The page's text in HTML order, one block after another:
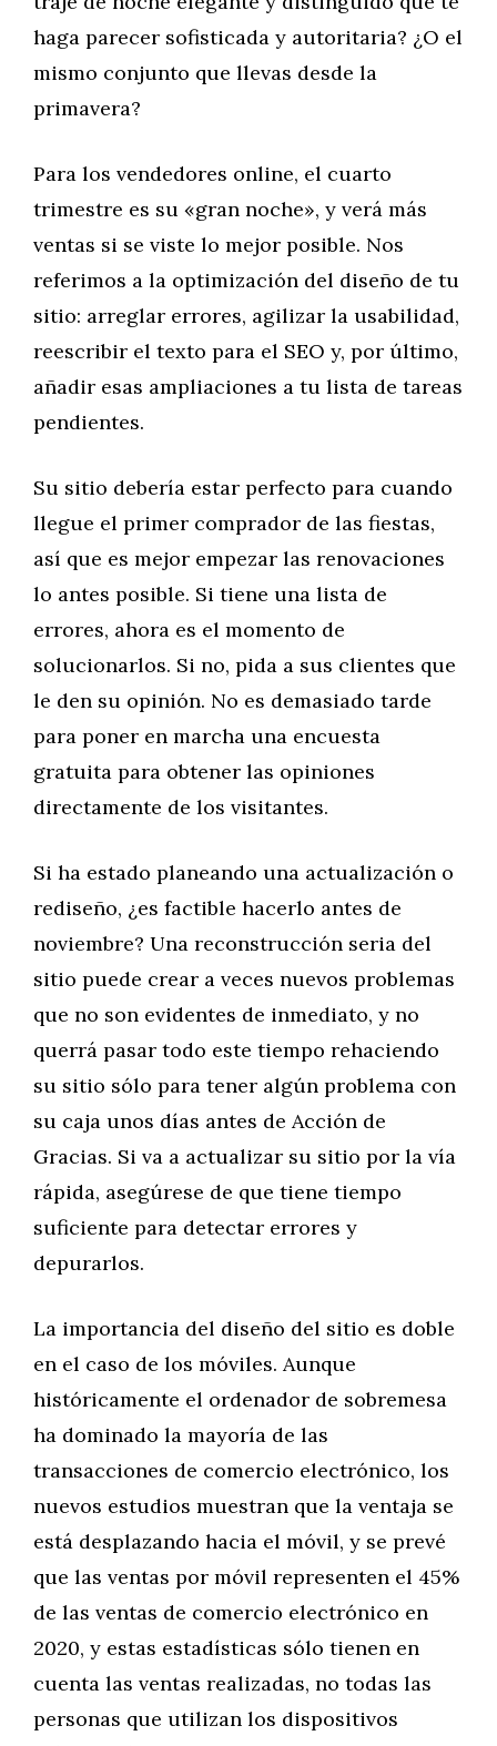
haga parecer sofisticada y autoritaria? ¿O el
mismo conjunto que llevas desde la
primavera?
Para los vendedores online, el cuarto
trimestre es su «gran noche», y verá más
ventas si se viste lo mejor posible. Nos
referimos a la optimización del diseño de tu
sitio: arreglar errores, agilizar la usabilidad,
reescribir el texto para el SEO y, por último,
añadir esas ampliaciones a tu lista de tareas
pendientes.
Su sitio debería estar perfecto para cuando
llegue el primer comprador de las fiestas,
así que es mejor empezar las renovaciones
lo antes posible. Si tiene una lista de
errores, ahora es el momento de
solucionarlos. Si no, pida a sus clientes que
le den su opinión. No es demasiado tarde
para poner en marcha una encuesta
gratuita para obtener las opiniones
directamente de los visitantes.
Si ha estado planeando una actualización o
rediseño, ¿es factible hacerlo antes de
noviembre? Una reconstrucción seria del
sitio puede crear a veces nuevos problemas
que no son evidentes de inmediato, y no
querrá pasar todo este tiempo rehaciendo
su sitio sólo para tener algún problema con
su caja unos días antes de Acción de
Gracias. Si va a actualizar su sitio por la vía
rápida, asegúrese de que tiene tiempo
suficiente para detectar errores y
depurarlos.
La importancia del diseño del sitio es doble
en el caso de los móviles. Aunque
históricamente el ordenador de sobremesa
ha dominado la mayoría de las
transacciones de comercio electrónico, los
nuevos estudios muestran que la ventaja se
está desplazando hacia el móvil, y se prevé
que las ventas por móvil representen el 45%
de las ventas de comercio electrónico en
2020, y estas estadísticas sólo tienen en
cuenta las ventas realizadas, no todas las
personas que utilizan los dispositivos